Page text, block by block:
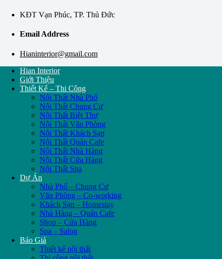
KĐT Vạn Phúc, TP. Thủ Đức
Email Address
Hianinterior@gmail.com
Hian Interior
Giới Thiệu
Thiết Kế – Thi Công
Nội Thất Nhà Phố
Nội Thất Chung Cư
Nội Thất Biệt Thự
Nội Thất Văn Phòng
Nội Thất Khách Sạn
Nội Thất Quán Cafe
Nội Thất Nhà Hàng
Nội Thất Cửa Hàng
Nội Thất Spa
Dự Án
Nhà Phố – Chung Cư
Văn Phòng – Co-working
Khách Sạn – Homestay
Nhà Hàng – Quán Cafe
Shop – Cửa Hàng
Spa – Salon
Báo Giá
Thiết kế nội thất